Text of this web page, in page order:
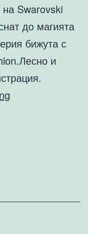
Swarovski
до магията
бижута с
и